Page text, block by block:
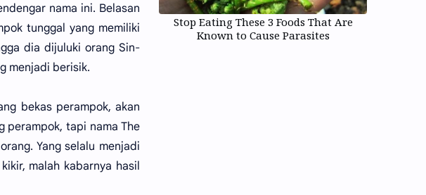
nama ini. Belasan
tunggal yang memiliki
dia dijuluki orang Sin-
menjadi berisik.
bekas perampok, akan
perampok, tapi nama The
Yang selalu menjadi
malah kabarnya hasil
Stop Eating These 3 Foods That Are
Known to Cause Parasites